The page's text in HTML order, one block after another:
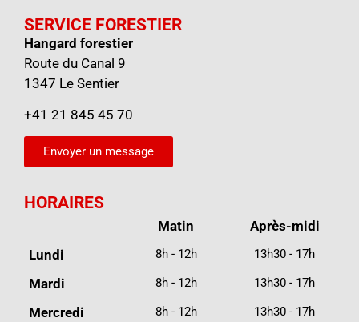
SERVICE FORESTIER
Hangard forestier
Route du Canal 9
1347 Le Sentier
+41 21 845 45 70
Envoyer un message
HORAIRES
Matin
Après-midi
Lundi
8h - 12h 13h30 - 17h
Mardi 8h - 12h 13h30 - 17h
Mercredi 8h - 12h 13h30 - 17h